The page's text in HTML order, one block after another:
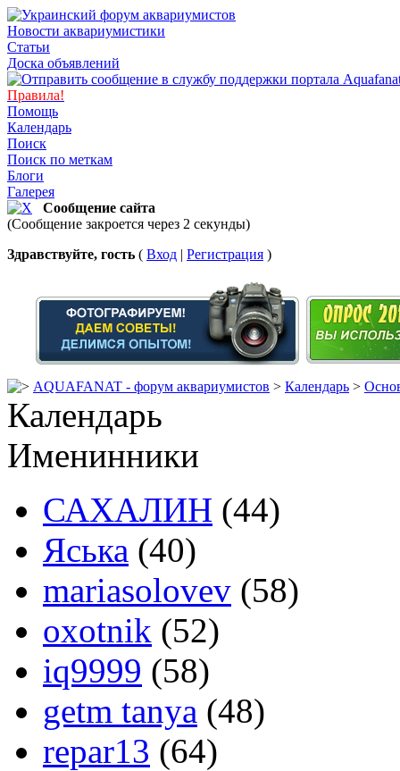
Новости аквариумистики
Статьи
Доска объявлений
Правила!
Помощь
Календарь
Поиск
Поиск по меткам
Блоги
Галерея
Сообщение сайта
(Сообщение закроется через 2 секунды)
Здравствуйте, гость ( Вход | Регистрация )
AQUAFANAT - форум аквариумистов > Календарь >
Календарь
Именинники
САХАЛИН (44)
Яська (40)
mariasolovev (58)
oxotnik (52)
iq9999 (58)
getm tanya (48)
repar13 (64)